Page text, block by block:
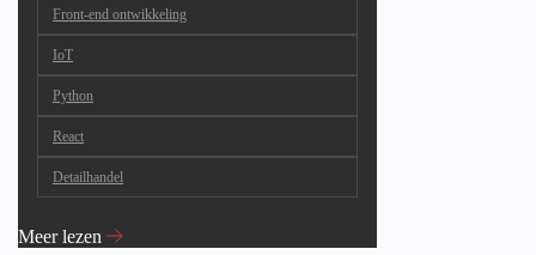
Front-end ontwikkeling
IoT
Python
React
Detailhandel
Meer lezen